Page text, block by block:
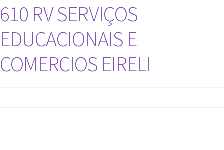
610 RV SERVIÇOS
EDUCACIONAIS E
COMERCIOS EIRELI